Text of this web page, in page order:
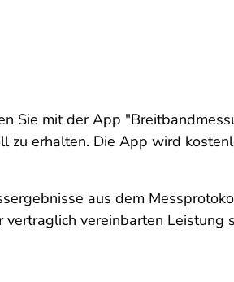
Sie mit der App
zu erhalten. Die App wird
aus dem
vereinbarten Leistung